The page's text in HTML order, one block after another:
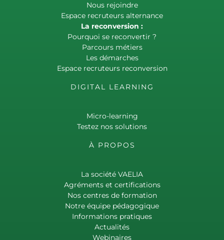
Nous rejoindre
Espace recruteurs alternance
La reconversion :
Pourquoi se reconvertir ?
Parcours métiers
Les démarches
Espace recruteurs reconversion
DIGITAL LEARNING
Micro-learning
Testez nos solutions
À PROPOS
La société VAELIA
Agréments et certifications
Nos centres de formation
Notre équipe pédagogique
Informations pratiques
Actualités
Webinaires